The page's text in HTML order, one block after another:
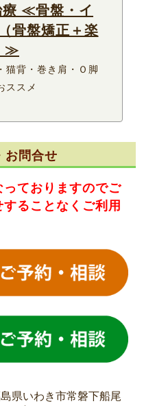
療 ≪骨盤・イ
骨盤矯正＋楽
≫
猫背・巻き肩・Ｏ脚
ススメ
お問合せ
っておりますのでご
ることなくご利用
県いわき市常磐下船尾